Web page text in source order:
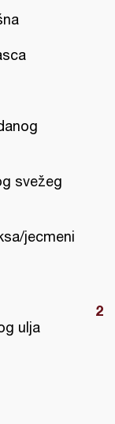
svežeg
jecmeni
ulja